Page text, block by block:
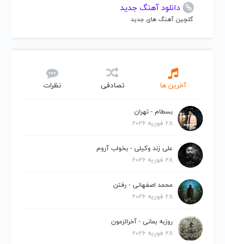
دانلود آهنگ جدید
گلچین آهنگ های جدید
آخرین ها تصادفی نظرات
بسطام - تهران
28 فوریه 2026
علی زند وکیلی - بخواب آروم
28 فوریه 2026
محمد اصفهانی - رفتن
28 فوریه 2026
روزبه بمانی - آخرالزمون
28 فوریه 2026